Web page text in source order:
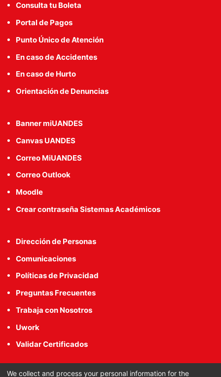
Consulta tu Boleta
Portal de Pagos
Punto Único de Atención
En caso de Accidentes
En caso de Hurto
Orientación de Denuncias
Banner miUANDES
Canvas UANDES
Correo MiUANDES
Correo Outlook
Moodle
Crear contraseña Sistemas Académicos
Dirección de Personas
Comunicaciones
Políticas de Privacidad
Preguntas Frecuentes
Trabaja con Nosotros
Uwork
Validar Certificados
We collect and process your personal information for the